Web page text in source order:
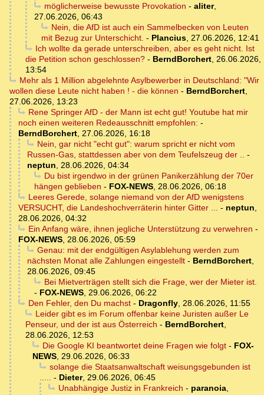
möglicherweise bewusste Provokation - aliter,
27.06.2026, 06:43
Nein, die AfD ist auch ein Sammelbecken von Leuten
mit Bezug zur Unterschicht. - Plancius, 27.06.2026, 12:41
Ich wollte da gerade unterschreiben, aber es geht nicht. Ist
die Petition schon geschlossen? - BerndBorchert, 26.06.2026,
13:54
Mehr als 1 Million abgelehnte Asylbewerber in Deutschland: "Wir
wollen diese Leute nicht haben ! - die können - BerndBorchert,
27.06.2026, 13:23
Rene Springer AfD - der Mann ist echt gut! Youtube hat mir
noch einen weiteren Redeausschnitt empfohlen: -
BerndBorchert, 27.06.2026, 16:18
Nein, gar nicht "echt gut": warum spricht er nicht vom
Russen-Gas, stattdessen aber von dem Teufelszeug der .. -
neptun, 28.06.2026, 04:34
Du bist irgendwo in der grünen Panikerzählung der 70er
hängen geblieben - FOX-NEWS, 28.06.2026, 06:18
Leeres Gerede, solange niemand von der AfD wenigstens
VERSUCHT, die Landeshochverräterin hinter Gitter ... - neptun,
28.06.2026, 04:32
Ein Anfang wäre, ihnen jegliche Unterstützung zu verwehren -
FOX-NEWS, 28.06.2026, 05:59
Genau: mit der endgültigen Asylablehung werden zum
nächsten Monat alle Zahlungen eingestellt - BerndBorchert,
28.06.2026, 09:45
Bei Mietverträgen stellt sich die Frage, wer der Mieter ist.
- FOX-NEWS, 29.06.2026, 06:22
Den Fehler, den Du machst- Dragonfly, 28.06.2026, 11:55
Leider gibt es im Forum offenbar keine Juristen außer Le
Penseur, und der ist aus Österreich - BerndBorchert,
28.06.2026, 12:53
Die Google KI beantwortet deine Fragen wie folgt- FOX-
NEWS, 29.06.2026, 06:33
solange die Staatsanwaltschaft weisungsgebunden ist
..... - Dieter, 29.06.2026, 06:45
Unabhängige Justiz in Frankreich - paranoia,